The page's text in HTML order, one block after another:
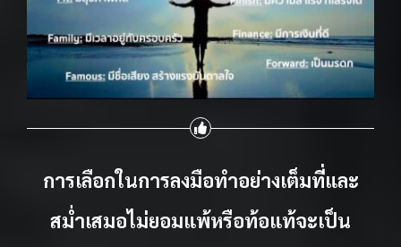
การเลือกในการลงมือทำอย่างเต็มที่และ
สม่ำเสมอไม่ยอมแพ้หรือท้อแท้จะเป็น